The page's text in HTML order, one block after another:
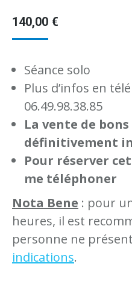
140,00 €
sur 5 basé
sur
notations
Séance solo
Plus d’infos en
06.49.98.38.85
La vente de
définitivement
Pour réserver
me téléphoner
Nota Bene : pour
heures, il est
personne ne
indications.